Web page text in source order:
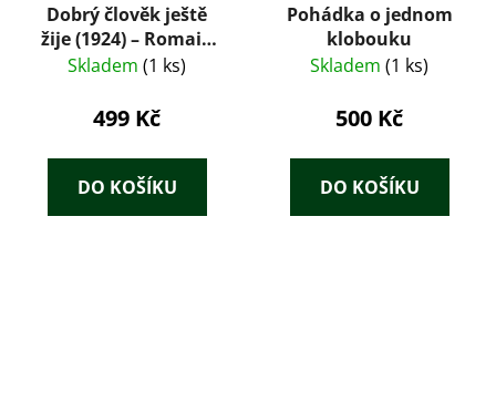
Dobrý člověk ještě
žije (1924) – Romain
Rolland, vazba Hana
výtisk
Skladem (1 ks)
499 Kč
DO KOŠÍKU
Pohádka o jednom
klobouku
Skladem (1 ks)
500 Kč
DO KOŠÍKU